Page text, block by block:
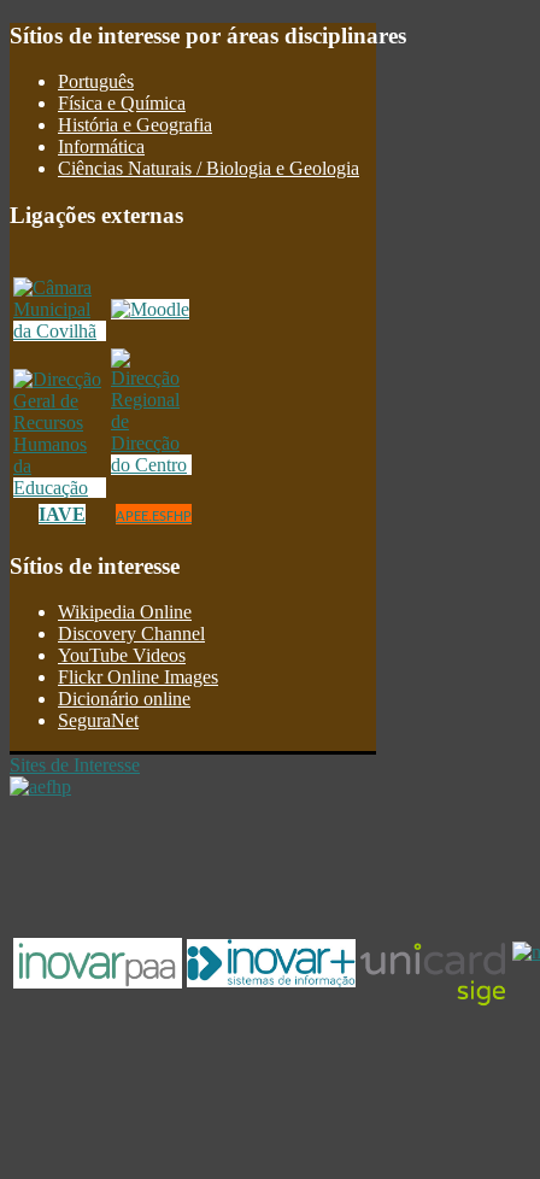
Sítios de interesse por áreas disciplinares
Português
Física e Química
História e Geografia
Informática
Ciências Naturais / Biologia e Geologia
Ligações externas
IAVE APEE.ESFHP
Sítios de interesse
Wikipedia Online
Discovery Channel
YouTube Videos
Flickr Online Images
Dicionário online
SeguraNet
Sites de Interesse